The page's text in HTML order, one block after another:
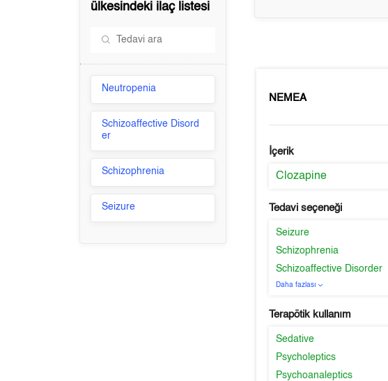
ülkesindeki ilaç listesi
Neutropenia
Schizoaffective Disord
er
Schizophrenia
Seizure
NEMEA
İçerik
Clozapine
Tedavi seçeneği
Seizure
Schizophrenia
Schizoaffective Disorder
Daha fazlası
Terapötik kullanım
Sedative
Psycholeptics
Psychoanaleptics